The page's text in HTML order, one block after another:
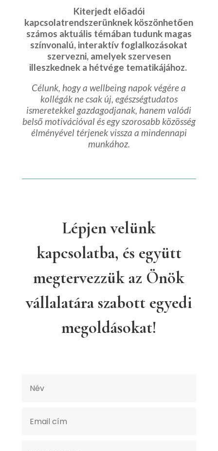
Kiterjedt előadói
kapcsolatrendszerünknek köszönhetően
számos aktuális témában tudunk magas
színvonalú, interaktív foglalkozásokat
szervezni, amelyek szervesen
illeszkednek a hétvége tematikájához.
Célunk, hogy a wellbeing napok végére a
kollégák ne csak új, egészségtudatos
ismeretekkel gazdagodjanak, hanem valódi
belső motivációval és egy szorosabb közösség
élményével térjenek vissza a mindennapi
munkához.
Lépjen velünk
kapcsolatba, és együtt
megtervezzük az Önök
vállalatára szabott egyedi
megoldásokat!